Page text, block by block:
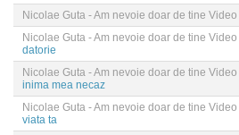
Nicolae Guta - Am nevoie doar de tine Video
Nicolae Guta - Am nevoie doar de tine Video
datorie
Nicolae Guta - Am nevoie doar de tine Video
inima mea necaz
Nicolae Guta - Am nevoie doar de tine Video
viata ta